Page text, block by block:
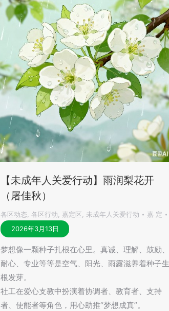
【未成年人关爱行动】雨润梨花开
（屠佳秋）
各区动态 各区行动 嘉定区 未成年人关爱行动
嘉 定
2026年3月13日
梦想像一颗种子扎根在心里。真诚、理解、鼓励、
耐心、专业等等是空气、阳光、雨露滋养着种子生
根发芽。
社工在爱心支教中扮演着协调者、教育者、支持
者、使能者等角色，用心助推“梦想成真”。